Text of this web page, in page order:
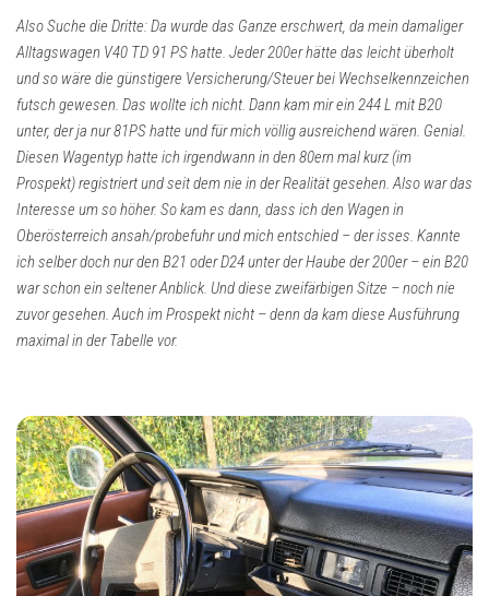
Also Suche die Dritte: Da wurde das Ganze erschwert, da mein damaliger
Alltagswagen V40 TD 91 PS hatte. Jeder 200er hätte das leicht überholt
und so wäre die günstigere Versicherung/Steuer bei Wechselkennzeichen
futsch gewesen. Das wollte ich nicht. Dann kam mir ein 244 L mit B20
unter, der ja nur 81PS hatte und für mich völlig ausreichend wären. Genial.
Diesen Wagentyp hatte ich irgendwann in den 80ern mal kurz (im
Prospekt) registriert und seit dem nie in der Realität gesehen. Also war das
Interesse um so höher. So kam es dann, dass ich den Wagen in
Oberösterreich ansah/probefuhr und mich entschied – der isses. Kannte
ich selber doch nur den B21 oder D24 unter der Haube der 200er – ein B20
war schon ein seltener Anblick. Und diese zweifärbigen Sitze – noch nie
zuvor gesehen. Auch im Prospekt nicht – denn da kam diese Ausführung
maximal in der Tabelle vor.